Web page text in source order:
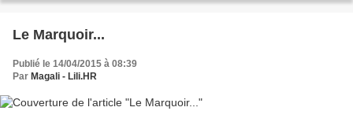
Le Marquoir...
Publié le 14/04/2015 à 08:39
Par Magali - Lili.HR